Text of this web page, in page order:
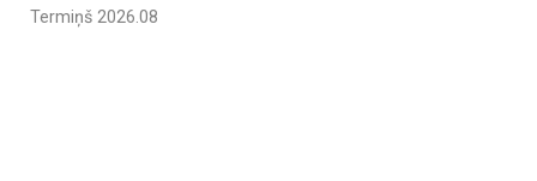
Termiņš 2026.08